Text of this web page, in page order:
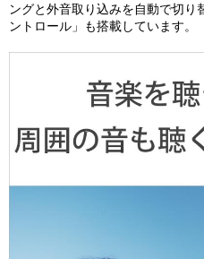
ングと外音取り込みを自動で切り
ントロール」も搭載しています。